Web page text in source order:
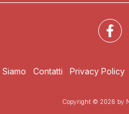
Siamo Contatti Privacy Policy
Copyright © 2026 by